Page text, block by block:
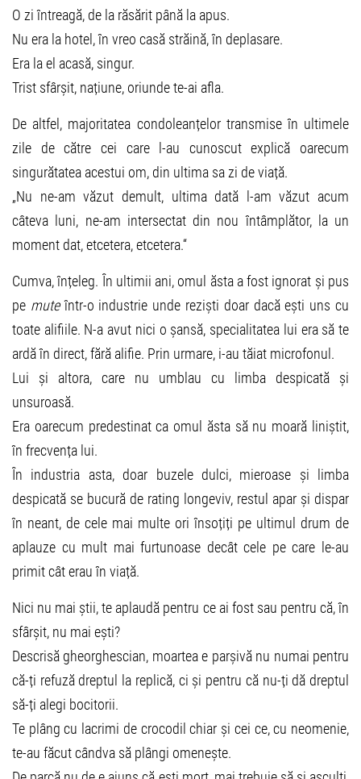
O zi întreagă, de la răsărit până la apus.
Nu era la hotel, în vreo casă străină, în deplasare.
Era la el acasă, singur.
Trist sfârșit, națiune, oriunde te-ai afla.
De altfel, majoritatea condoleanțelor transmise în ultimele
zile de către cei care l-au cunoscut explică oarecum
singurătatea acestui om, din ultima sa zi de viață.
„Nu ne-am văzut demult, ultima dată l-am văzut acum
câteva luni, ne-am intersectat din nou întâmplător, la un
moment dat, etcetera, etcetera.“
Cumva, înțeleg. În ultimii ani, omul ăsta a fost ignorat și pus
pe muteîntr-o industrie unde reziști doar dacă ești uns cu
toate alifiile. N-a avut nici o șansă, specialitatea lui era să te
ardă în direct, fără alifie. Prin urmare, i-au tăiat microfonul.
Lui și altora, care nu umblau cu limba despicată și
unsuroasă.
Era oarecum predestinat ca omul ăsta să nu moară liniștit,
în frecvența lui.
În industria asta, doar buzele dulci, mieroase și limba
despicată se bucură de rating longeviv, restul apar și dispar
în neant, de cele mai multe ori însoțiți pe ultimul drum de
aplauze cu mult mai furtunoase decât cele pe care le-au
primit cât erau în viață.
Nici nu mai știi, te aplaudă pentru ce ai fost sau pentru că, în
sfârșit, nu mai ești?
Descrisă gheorghescian, moartea e parșivă nu numai pentru
că-ți refuză dreptul la replică, ci și pentru că nu-ți dă dreptul
să-ți alegi bocitorii.
Te plâng cu lacrimi de crocodil chiar și cei ce, cu neomenie,
te-au făcut cândva să plângi omenește.